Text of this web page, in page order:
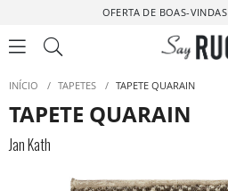
OFERTA DE BOAS-VINDAS
INÍCIO / TAPETES / TAPETE QUARAIN
TAPETE QUARAIN
Jan Kath